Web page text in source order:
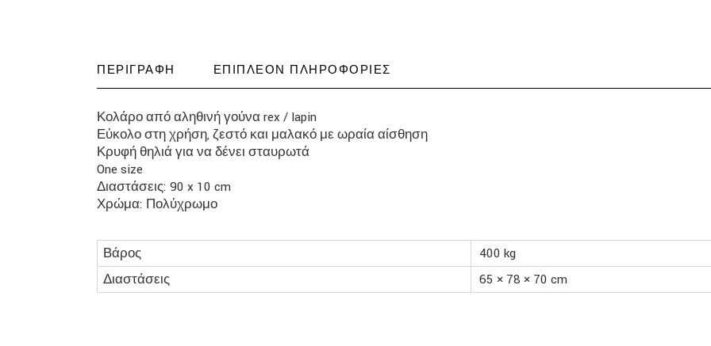
ΠΕΡΙΓΡΑΦΉ ΕΠΙΠΛΈΟΝ ΠΛΗΡΟΦΟΡΊΕΣ
Κολάρο από αληθινή γούνα rex / lapin
Εύκολο στη χρήση, ζεστό και μαλακό με ωραία αίσθηση
Κρυφή θηλιά για να δένει σταυρωτά
One size
Διαστάσεις: 90 x 10 cm
Χρώμα: Πολύχρωμο
Βάρος
400 kg
Διαστάσεις
65 × 78 × 70 cm